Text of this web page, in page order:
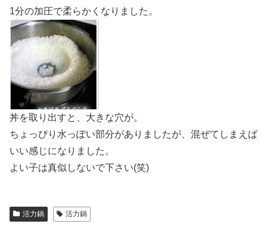
1分の加圧で柔らかくなりました。
丼を取り出すと、大きな穴が。
ちょっぴり水っぽい部分がありましたが、混ぜてしまえば
いい感じになりました。
よい子は真似しないで下さい(笑)
活力鍋 活力鍋